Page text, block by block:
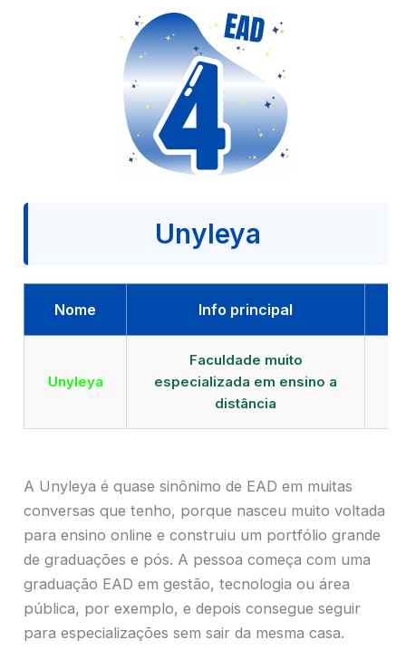
Unyleya
Nome Info principal
Unyleya
Faculdade muito
especializada em ensino a
distância
A Unyleya é quase sinônimo de EAD em muitas
conversas que tenho, porque nasceu muito voltada
para ensino online e construiu um portfólio grande
de graduações e pós. A pessoa começa com uma
graduação EAD em gestão, tecnologia ou área
pública, por exemplo, e depois consegue seguir
para especializações sem sair da mesma casa.